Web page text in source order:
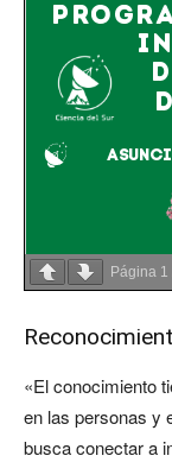
Página 1
«El conocimiento
en las personas y
busca conectar a